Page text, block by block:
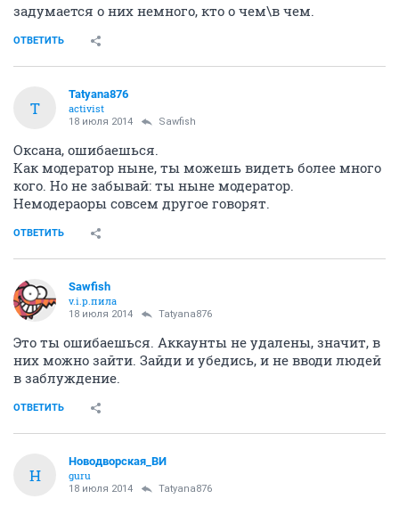
задумается о них немного, кто о чем\в чем.
ОТВЕТИТЬ
T
Tatyana876
activist
18 июля 2014 Sawfish
Оксана, ошибаешься.
Как модератор ныне, ты можешь видеть более много
кого. Но не забывай: ты ныне модератор.
Немодераоры совсем другое говорят.
ОТВЕТИТЬ
Sawfish
v.i.p.пила
18 июля 2014 Tatyana876
Это ты ошибаешься. Аккаунты не удалены, значит, в
них можно зайти. Зайди и убедись, и не вводи людей
в заблуждение.
ОТВЕТИТЬ
Н
Новодворcкая_ВИ
guru
18 июля 2014 Tatyana876